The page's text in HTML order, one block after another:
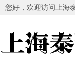
您好，欢迎访问上海